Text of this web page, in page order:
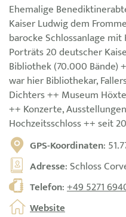
Ehemalige
Kaiser Ludwig dem
barocke Schlossanlage
Porträts 20 deutscher
Bibliothek (70.000 Bände)
war hier Bibliothekar,
Dichters ++ Museum
++ Konzerte,
Hochzeitsschloss ++ seit
GPS-Koordinaten:
Adresse: Schloss
Telefon:+49 5271
Website